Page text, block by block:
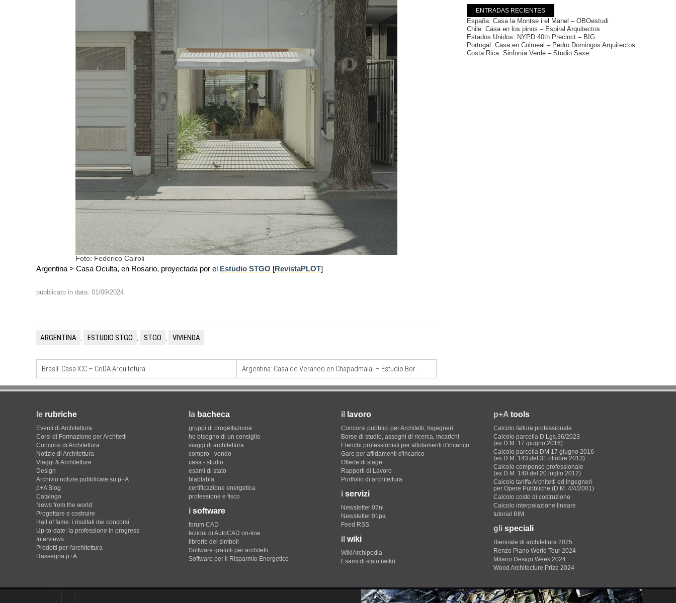
Foto: Federico Cairoli
Argentina > Casa Oculta, en Rosario, proyectada por el Estudio STGO [RevistaPLOT]
pubblicato in data: 01/09/2024
ARGENTINA , ESTUDIO STGO , STGO , VIVIENDA
Argentina: Casa de Veraneo en Chapadmalal – Estudio Borrachia
Brasil: Casa ICC – CoDA Arquitetura
ENTRADAS RECIENTES
España: Casa la Montse i el Manel – OBOestudi
Chile: Casa en los pinos – Espiral Arquitectos
Estados Unidos: NYPD 40th Precinct – BIG
Portugal: Casa en Colmeal – Pedro Domingos Arquitectos
Costa Rica: Sinfonía Verde – Studio Saxe
le rubriche
Eventi di Architettura
Corsi di Formazione per Architetti
Concorsi di Architettura
Notizie di Architettura
Viaggi & Architetture
Design
Archivio notizie pubblicate su p+A
p+A Blog
Catalogo
News from the world
Progettare e costruire
Hall of fame. i risultati dei concorsi
Up-to-date: la professione in progress
Interviews
Prodotti per l'architettura
Rassegna p+A
la bacheca
gruppi di progettazione
ho bisogno di un consiglio
viaggi di architettura
compro - vendo
casa - studio
esami di stato
blablabla
certificazione energetica
professione e fisco
i software
forum CAD
lezioni di AutoCAD on-line
librerie dei simboli
Software gratuiti per architetti
Software per il Risparmio Energetico
il lavoro
Concorsi pubblici per Architetti, Ingegneri
Borse di studio, assegni di ricerca, incarichi
Elenchi professionisti per affidamenti d'incarico
Gare per affidamenti d'incarico
Offerte di stage
Rapporti di Lavoro
Portfolio di architettura
i servizi
Newsletter 07nl
Newsletter 01pa
Feed RSS
il wiki
WikiArchipedia
Esami di stato (wiki)
p+A tools
Calcolo fattura professionale
Calcolo parcella D.Lgs.36/2023
(ex D.M. 17 giugno 2016)
Calcolo parcella DM 17 giugno 2016
(ex D.M. 143 del 31 ottobre 2013)
Calcolo compenso professionale
(ex D.M. 140 del 20 luglio 2012)
Calcolo tariffa Architetti ed Ingegneri
per Opere Pubbliche (D.M. 4/4/2001)
Calcolo costo di costruzione
Calcolo interpolazione lineare
tutorial BIM
gli speciali
Biennale di architettura 2025
Renzo Piano World Tour 2024
Milano Design Week 2024
Wood Architecture Prize 2024